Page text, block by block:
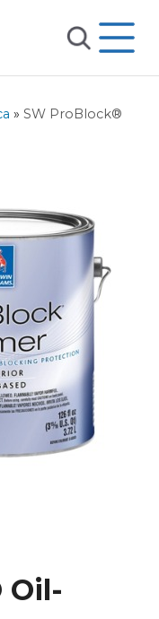
» SW ProBlock®
Oil-